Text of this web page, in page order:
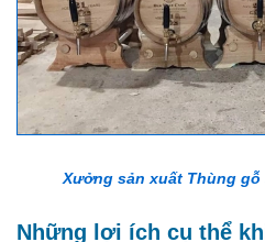
Xưởng sản xuất Thùng
Những lợi ích cụ thể